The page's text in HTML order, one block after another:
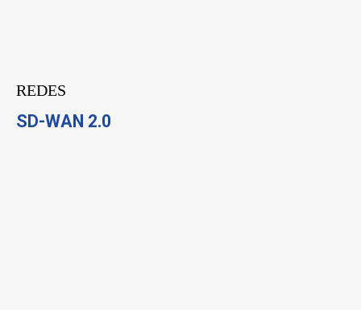
REDES
SD-WAN 2.0